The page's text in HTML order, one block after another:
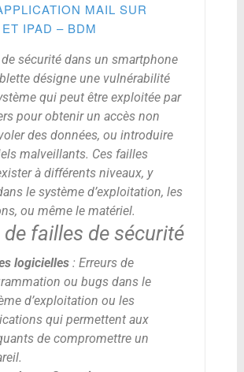
MAIL SUR
IPAD – BDM
sécurité dans un smartphone
désigne une vulnérabilité
qui peut être exploitée par
pour obtenir un accès non
des données, ou introduire
malveillants. Ces failles
à différents niveaux, y
le système d’exploitation, les
ou même le matériel.
de failles de sécurité
logicielles: Erreurs de
ou bugs dans le
d’exploitation ou les
qui permettent aux
de compromettre un